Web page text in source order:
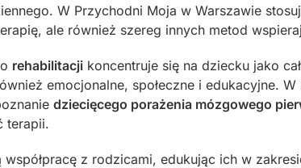
W Przychodni Moja w Warszawie
ale również szereg innych metod
rehabilitacji koncentruje się na dziecku jako
emocjonalne, społeczne i edukacyjne.
dziecięcego porażenia mózgowego
terapii.
współpracę z rodzicami, edukując ich w